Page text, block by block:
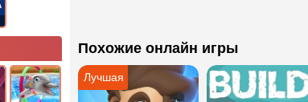
Похожие онлайн игры